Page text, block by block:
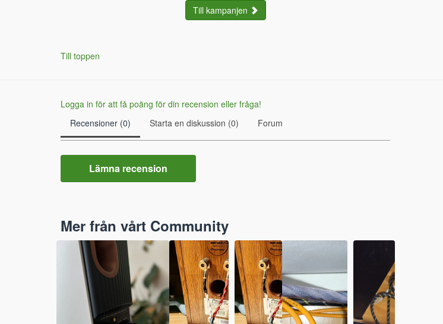
Till kampanjen
Till toppen
Logga in för att få poäng för din recension eller fråga!
Recensioner (0)
Starta en diskussion (0) Forum
Lämna recension
Mer från vårt Community